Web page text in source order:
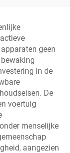
geen
in de
De
voertuig
menselijke
aangezien